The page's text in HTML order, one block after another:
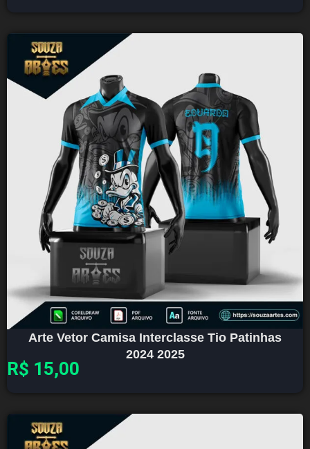
Arte Vetor Camisa Interclasse Tio Patinhas
2024 2025
R$ 15,00